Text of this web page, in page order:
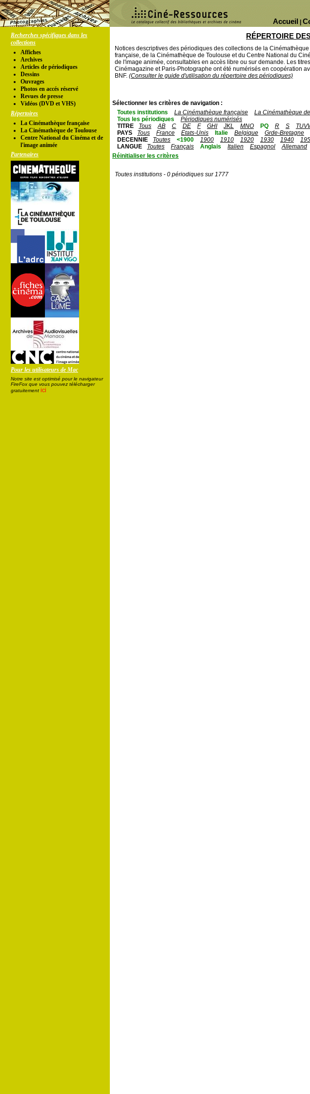
Accueil
Recherches spécifiques dans les
collections
Affiches
Archives
Articles de périodiques
Dessins
Ouvrages
Photos en accés réservé
Revues de presse
Vidéos (DVD et VHS)
Répertoires
La Cinémathèque française
La Cinémathèque de Toulouse
Centre National du Cinéma et de
l'image animée
Partenaires
Pour les utilisateurs de Mac
Notre site est optimisé pour le navigateur
FireFox que vous pouvez télécharger
gratuitement ici
RÉPERTOIRE
Notices descriptives des périodiques des collections de la Cinémathèque
française, de la Cinémathèque de Toulouse et du Centre National du
de l'image animée, consultables en accès libre ou sur demande. Les titres
Cinémagazine et Paris-Photographe ont été numérisés en coopération
BNF. (Consulter le guide d'utilisation du répertoire des périodiques)
Sélectionner les critères de navigation :
Toutes institutions
La Cinémathèque française La Cinémathèque
Tous les périodiques
Périodiques numérisés
TITRE
Tous AB C DE F GHI JKL MNO PQ R S
PAYS
Tous France Etats-Unis Italie Belgique Grde-Bretagne
DECENNIE
Toutes <1900 1900 1910 1920 1930 1940
LANGUE
Toutes Français Anglais Italien Espagnol Allemand
Réinitialiser les critères
Toutes institutions - 0 périodiques sur 1777